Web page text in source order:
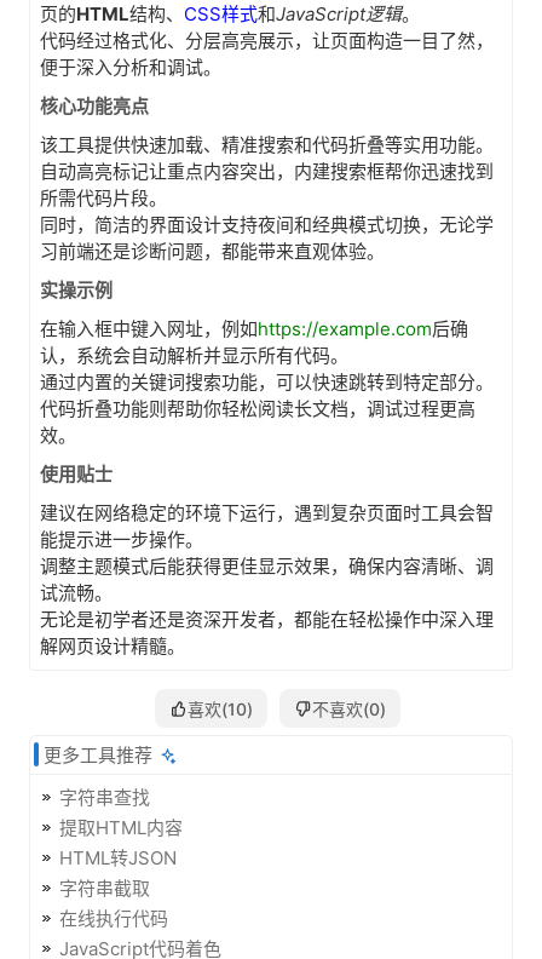
页的HTML结构、 CSS样式和JavaScript逻辑。
代码经过格式化、分层高亮展示，让页面构造一目了然，
便于深入分析和调试。
核心功能亮点
该工具提供快速加载、精准搜索和代码折叠等实用功能。
自动高亮标记让重点内容突出，内建搜索框帮你迅速找到
所需代码片段。
同时，简洁的界面设计支持夜间和经典模式切换，无论学
习前端还是诊断问题，都能带来直观体验。
实操示例
在输入框中键入网址，例如https://example.com后确
认，系统会自动解析并显示所有代码。
通过内置的关键词搜索功能，可以快速跳转到特定部分。
代码折叠功能则帮助你轻松阅读长文档，调试过程更高
效。
使用贴士
建议在网络稳定的环境下运行，遇到复杂页面时工具会智
能提示进一步操作。
调整主题模式后能获得更佳显示效果，确保内容清晰、调
试流畅。
无论是初学者还是资深开发者，都能在轻松操作中深入理
解网页设计精髓。
喜欢(10) 不喜欢(0)
更多工具推荐
字符串查找
提取HTML内容
HTML转JSON
字符串截取
在线执行代码
JavaScript代码着色